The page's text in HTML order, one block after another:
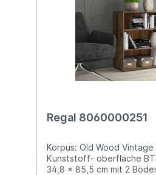
Regal 8060000251
Korpus: Old Wood
Kunststoff- oberfläche
34,8 x 85,5 cm mit 2